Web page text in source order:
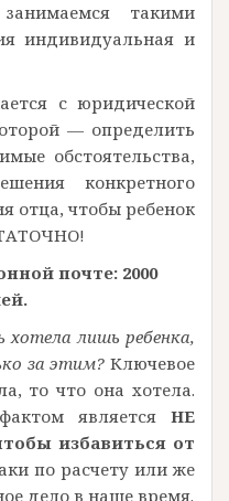
такими
индивидуальная и
с юридической
— определить
обстоятельства,
конкретного
отца, чтобы ребенок
почте: 2000
хотела лишь ребенка,
за этим? Ключевое
то что она хотела.
является НЕ
избавиться от
по расчету или же
дело в наше время.